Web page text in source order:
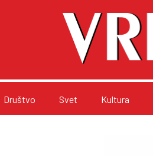
Društvo Svet Kultura